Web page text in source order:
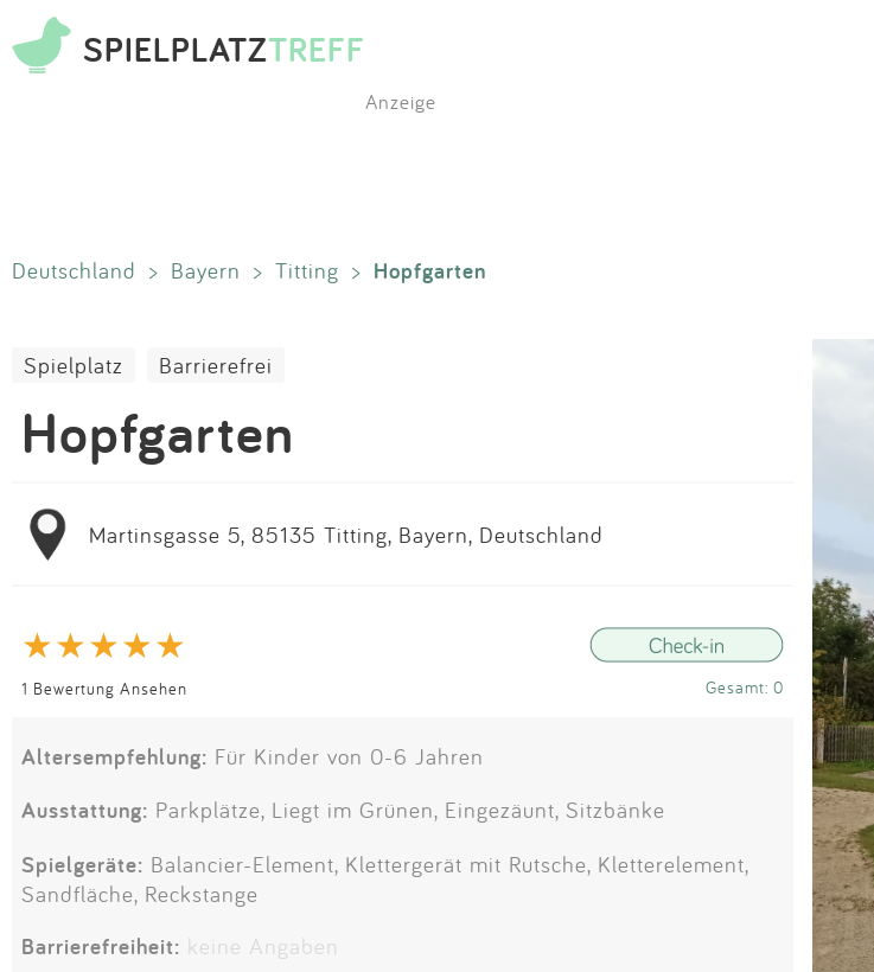
SPIELPLATZTREFF
Blog
Anmelden
Anzeige
Deutschland > Bayern > Titting > Hopfgarten
Spielplatz Barrierefrei
Hopfgarten
Martinsgasse 5, 85135 Titting, Bayern, Deutschland
1 Bewertung Ansehen Gesamt: 0
Altersempfehlung: Für Kinder von 0-6 Jahren
Ausstattung: Parkplätze, Liegt im Grünen, Eingezäunt, Sitzbänke
Spielgeräte: Balancier-Element, Klettergerät mit Rutsche, Kletterelement,
Sandfläche, Reckstange
Barrierefreiheit: keine Angaben